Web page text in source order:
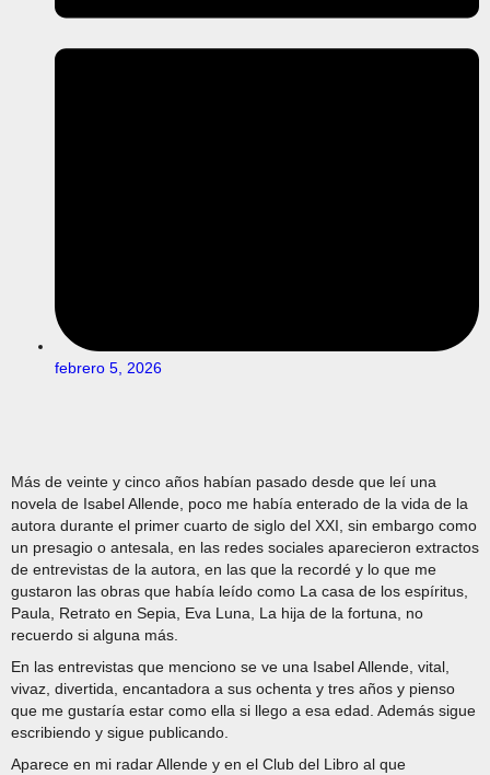
febrero 5, 2026
Más de veinte y cinco años habían pasado desde que leí una
novela de Isabel Allende, poco me había enterado de la vida de la
autora durante el primer cuarto de siglo del XXI, sin embargo como
un presagio o antesala, en las redes sociales aparecieron extractos
de entrevistas de la autora, en las que la recordé y lo que me
gustaron las obras que había leído como La casa de los espíritus,
Paula, Retrato en Sepia, Eva Luna, La hija de la fortuna, no
recuerdo si alguna más.
En las entrevistas que menciono se ve una Isabel Allende, vital,
vivaz, divertida, encantadora a sus ochenta y tres años y pienso
que me gustaría estar como ella si llego a esa edad. Además sigue
escribiendo y sigue publicando.
Aparece en mi radar Allende y en el Club del Libro al que